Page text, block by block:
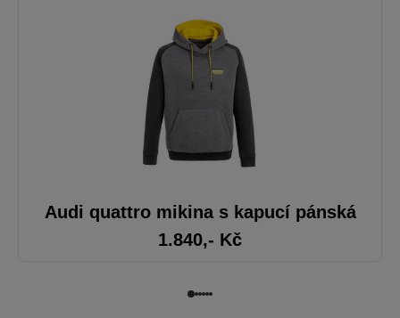
Audi quattro mikina s kapucí pánská
1.840,- Kč